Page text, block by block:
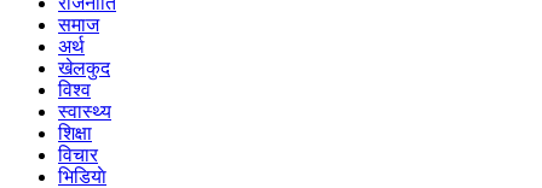
समाज
अर्थ
खेलकुद
विश्व
स्वास्थ्य
शिक्षा
विचार
भिडियाे